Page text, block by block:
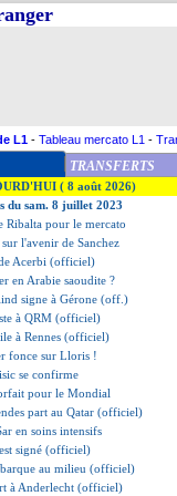
L1 - Tableau mercato L1 -
TRANSFERTS
( 8 août 2026)
du sam. 8 juillet 2023
Ribalta pour le mercato
l'avenir de Sanchez
Acerbi (officiel)
en Arabie saoudite ?
signe à Gérone (off.)
à QRM (officiel)
à Rennes (officiel)
fonce sur Lloris !
se confirme
pour le Mondial
part au Qatar (officiel)
en soins intensifs
signé (officiel)
au milieu (officiel)
à Anderlecht (officiel)